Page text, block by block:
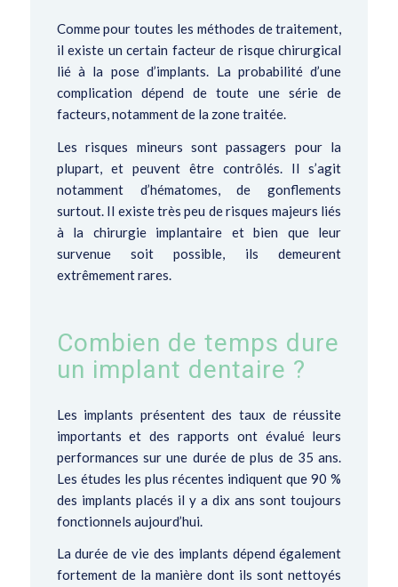
Comme pour toutes les méthodes de traitement,
il existe un certain facteur de risque chirurgical
lié à la pose d’implants. La probabilité d’une
complication dépend de toute une série de
facteurs, notamment de la zone traitée.
Les risques mineurs sont passagers pour la
plupart, et peuvent être contrôlés. Il s’agit
notamment d’hématomes, de gonflements
surtout. Il existe très peu de risques majeurs liés
à la chirurgie implantaire et bien que leur
survenue soit possible, ils demeurent
extrêmement rares.
Combien de temps dure
un implant dentaire ?
Les implants présentent des taux de réussite
importants et des rapports ont évalué leurs
performances sur une durée de plus de 35 ans.
Les études les plus récentes indiquent que 90 %
des implants placés il y a dix ans sont toujours
fonctionnels aujourd’hui.
La durée de vie des implants dépend également
fortement de la manière dont ils sont nettoyés